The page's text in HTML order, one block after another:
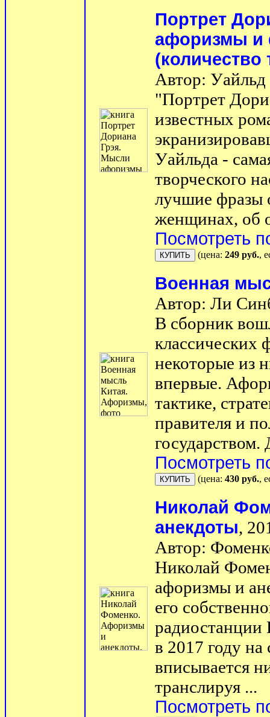
Портрет
афоризмы и
(количество
Автор:
"Портрет
известных
Уайльда -
творческого
лучшие фразы
женщинах, об
Посмотреть
(цена: 249 руб.,
Военная
Автор: Ли
В сборник
классических
некоторые из
впервые.
тактике,
правителя и
государством.
Посмотреть
(цена: 430 руб.,
Николай
анекдоты,
Автор:
Николай
афоризмы и
его
радиостанции
в 2017 году на
вписывается
транслируя ...
Посмотреть